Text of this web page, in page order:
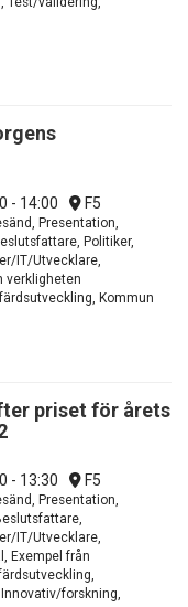
- 14:00 F5
Presentation,
Politiker,
IT/Utvecklare,
verkligheten
Kommun
priset för årets
- 13:30 F5
Presentation,
IT/Utvecklare,
Exempel från
forskning,